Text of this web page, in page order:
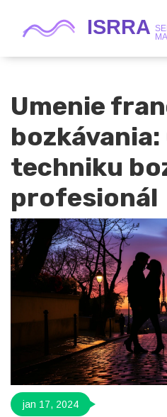
Umenie
techniku
profesionál
jan 17, 2024